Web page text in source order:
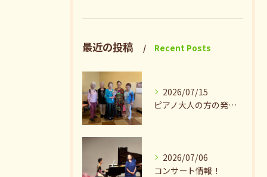
最近の投稿 Recent Posts
2026/07/15
ピアノ大人の方の発表会兼ねたお茶会🎵
2026/07/06
コンサート情報！